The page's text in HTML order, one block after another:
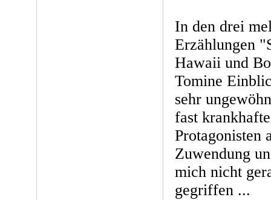
In den drei
Erzählungen
Hawaii und
Tomine
sehr
fast
Protagonisten
Zuwendung
mich nicht
gegriffen ...